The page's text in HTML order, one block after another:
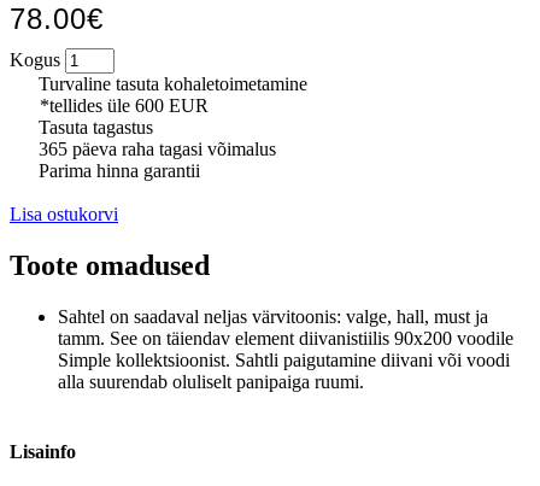
78.00€
Kogus
Turvaline tasuta kohaletoimetamine
*tellides üle 600 EUR
Tasuta tagastus
365 päeva raha tagasi võimalus
Parima hinna garantii
Lisa ostukorvi
Toote omadused
Sahtel on saadaval neljas värvitoonis: valge, hall, must ja
tamm. See on täiendav element diivanistiilis 90x200 voodile
Simple kollektsioonist. Sahtli paigutamine diivani või voodi
alla suurendab oluliselt panipaiga ruumi.
Lisainfo